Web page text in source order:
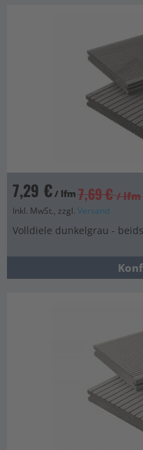
7,29 €/ lfm 7,69 € / lfm
Inkl. MwSt., zzgl. Versand
Volldiele dunkelgrau -